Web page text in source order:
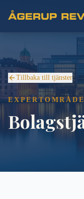
Tillbaka till tjänster